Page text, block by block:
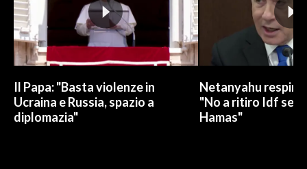
Il Papa: "Basta violenze in
Ucraina e Russia, spazio a
diplomazia"
Netanyahu
"No a ritiro Idf
Hamas"